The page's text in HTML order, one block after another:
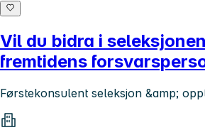
Vil du bidra i
fremtidens
Førstekonsulent seleksjon &amp;